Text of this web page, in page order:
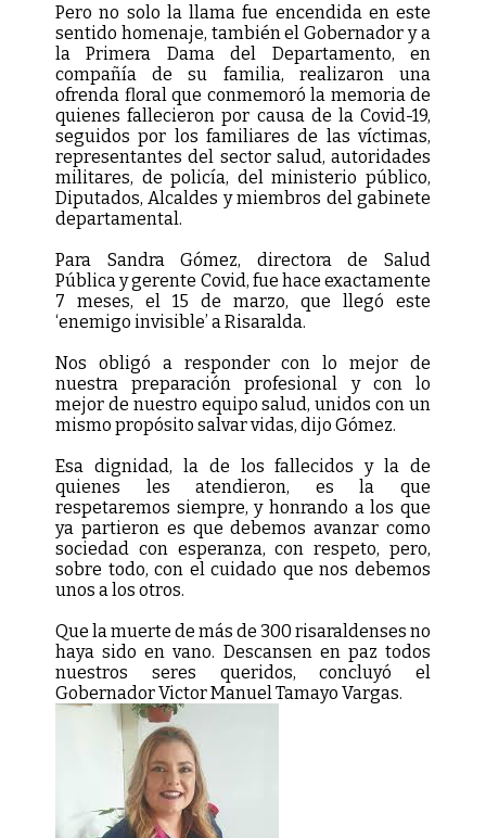
Pero no solo la llama fue encendida en este
sentido homenaje, también el Gobernador y a
la Primera Dama del Departamento, en
compañía de su familia, realizaron una
ofrenda floral que conmemoró la memoria de
quienes fallecieron por causa de la Covid-19,
seguidos por los familiares de las víctimas,
representantes del sector salud, autoridades
militares, de policía, del ministerio público,
Diputados, Alcaldes y miembros del gabinete
departamental.
Para Sandra Gómez, directora de Salud
Pública y gerente Covid, fue hace exactamente
7 meses, el 15 de marzo, que llegó este
‘enemigo invisible’ a Risaralda.
Nos obligó a responder con lo mejor de
nuestra preparación profesional y con lo
mejor de nuestro equipo salud, unidos con un
mismo propósito salvar vidas, dijo Gómez.
Esa dignidad, la de los fallecidos y la de
quienes les atendieron, es la que
respetaremos siempre, y honrando a los que
ya partieron es que debemos avanzar como
sociedad con esperanza, con respeto, pero,
sobre todo, con el cuidado que nos debemos
unos a los otros.
Que la muerte de más de 300 risaraldenses no
haya sido en vano. Descansen en paz todos
nuestros seres queridos, concluyó el
Gobernador Victor Manuel Tamayo Vargas.